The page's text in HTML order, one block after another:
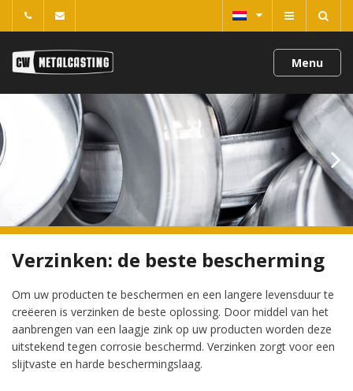
Menu
Verzinken: de beste bescherming
Om uw producten te beschermen en een langere levensduur te
creëeren is verzinken de beste oplossing. Door middel van het
aanbrengen van een laagje zink op uw producten worden deze
uitstekend tegen corrosie beschermd. Verzinken zorgt voor een
slijtvaste en harde beschermingslaag.